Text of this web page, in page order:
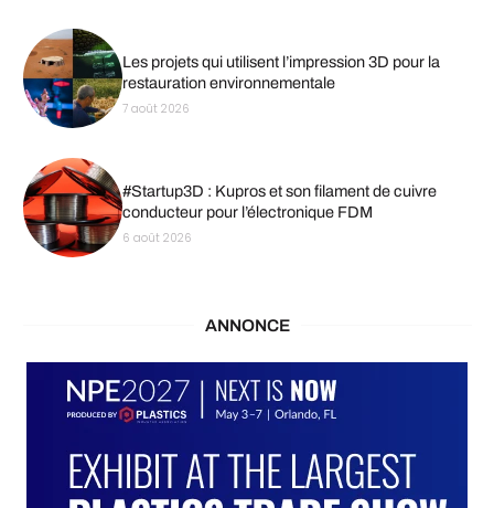
Les projets qui utilisent l’impression 3D pour la
restauration environnementale
7 août 2026
#Startup3D : Kupros et son filament de cuivre
conducteur pour l’électronique FDM
6 août 2026
ANNONCE